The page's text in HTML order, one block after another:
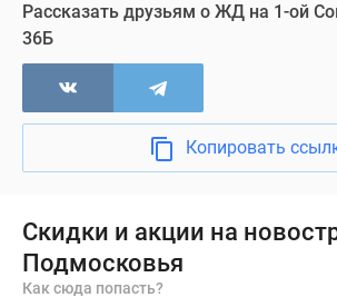
Рассказать друзьям о ЖД на 1-ой
36Б
Копировать
Скидки и акции на
Подмосковья
Как сюда попасть?